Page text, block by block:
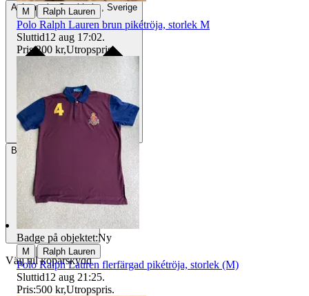
AvhämtningStockholm, Sverige
Betalning
Välj till köparskydd
M | Ralph Lauren
Polo Ralph Lauren brun pikétröja, storlek M
Sluttid12 aug 17:02.
Pris:200 kr,Utropspris.
Badge på objektet:Ny
M | Ralph Lauren
Polo Ralph Lauren flerfärgad pikétröja, storlek (M)
Sluttid12 aug 21:25.
Pris:500 kr,Utropspris.